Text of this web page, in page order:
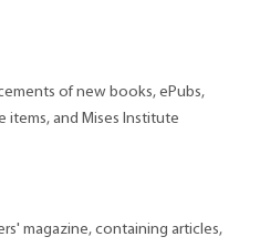
of new books, ePubs,
items, and Mises Institute
magazine, containing articles,